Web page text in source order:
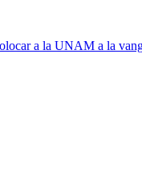
a la UNAM a la